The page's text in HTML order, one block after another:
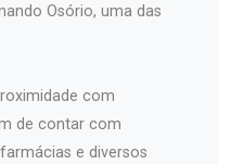
Osório, uma das
com
de contar com
e diversos